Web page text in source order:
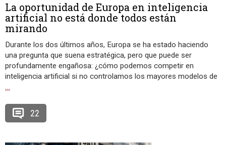
La oportunidad de Europa en inteligencia
artificial no está donde todos están
mirando
Durante los dos últimos años, Europa se ha estado haciendo
una pregunta que suena estratégica, pero que puede ser
profundamente engañosa: ¿cómo podemos competir en
inteligencia artificial si no controlamos los mayores modelos de
…
22